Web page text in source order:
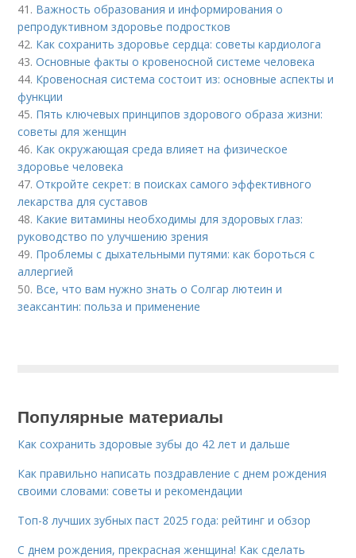
41. Важность образования и информирования о
репродуктивном здоровье подростков
42. Как сохранить здоровье сердца: советы кардиолога
43.Основные факты о кровеносной системе человека
44. Кровеносная система состоит из: основные аспекты и
функции
45. Пять ключевых принципов здорового образа жизни:
советы для женщин
46. Как окружающая среда влияет на физическое
здоровье человека
47.Откройте секрет: в поисках самого эффективного
лекарства для суставов
48. Какие витамины необходимы для здоровых глаз:
руководство по улучшению зрения
49. Проблемы с дыхательными путями: как бороться с
аллергией
50. Все, что вам нужно знать о Солгар лютеин и
зеаксантин: польза и применение
Популярные материалы
Как сохранить здоровые зубы до 42 лет и дальше
Как правильно написать поздравление с днем рождения
своими словами: советы и рекомендации
Топ-8 лучших зубных паст 2025 года: рейтинг и обзор
С днем рождения, прекрасная женщина! Как сделать